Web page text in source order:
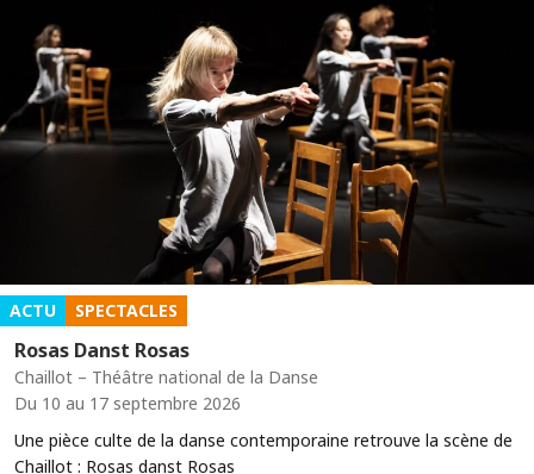
ACTU SPECTACLES
Rosas Danst Rosas
Chaillot – Théâtre national de la Danse
Du 10 au 17 septembre 2026
Une pièce culte de la danse contemporaine retrouve la scène de
Chaillot : Rosas danst Rosas